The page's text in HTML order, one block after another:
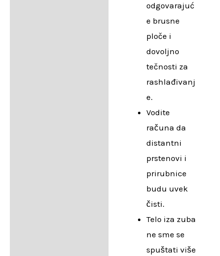
odgovarajuć
e brusne
ploče i
dovoljno
tečnosti za
rashlađivanj
e.
Vodite
računa da
distantni
prstenovi i
prirubnice
budu uvek
čisti.
Telo iza zuba
ne sme se
spuštati više